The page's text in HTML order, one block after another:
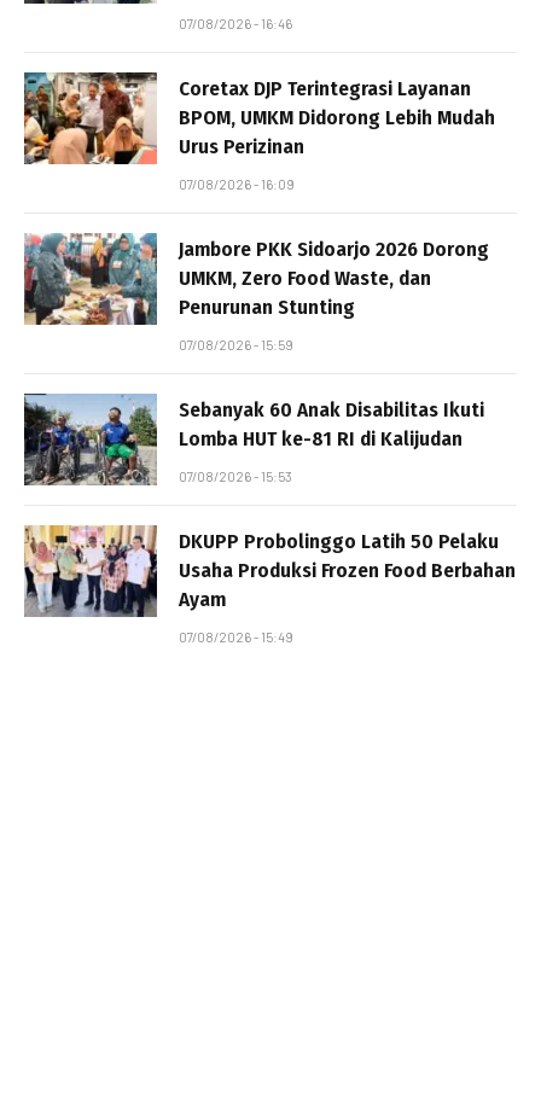
07/08/2026 - 16:46
Coretax DJP Terintegrasi Layanan
BPOM, UMKM Didorong Lebih Mudah
Urus Perizinan
07/08/2026 - 16:09
Jambore PKK Sidoarjo 2026 Dorong
UMKM, Zero Food Waste, dan
Penurunan Stunting
07/08/2026 - 15:59
Sebanyak 60 Anak Disabilitas Ikuti
Lomba HUT ke-81 RI di Kalijudan
07/08/2026 - 15:53
DKUPP Probolinggo Latih 50 Pelaku
Usaha Produksi Frozen Food Berbahan
Ayam
07/08/2026 - 15:49